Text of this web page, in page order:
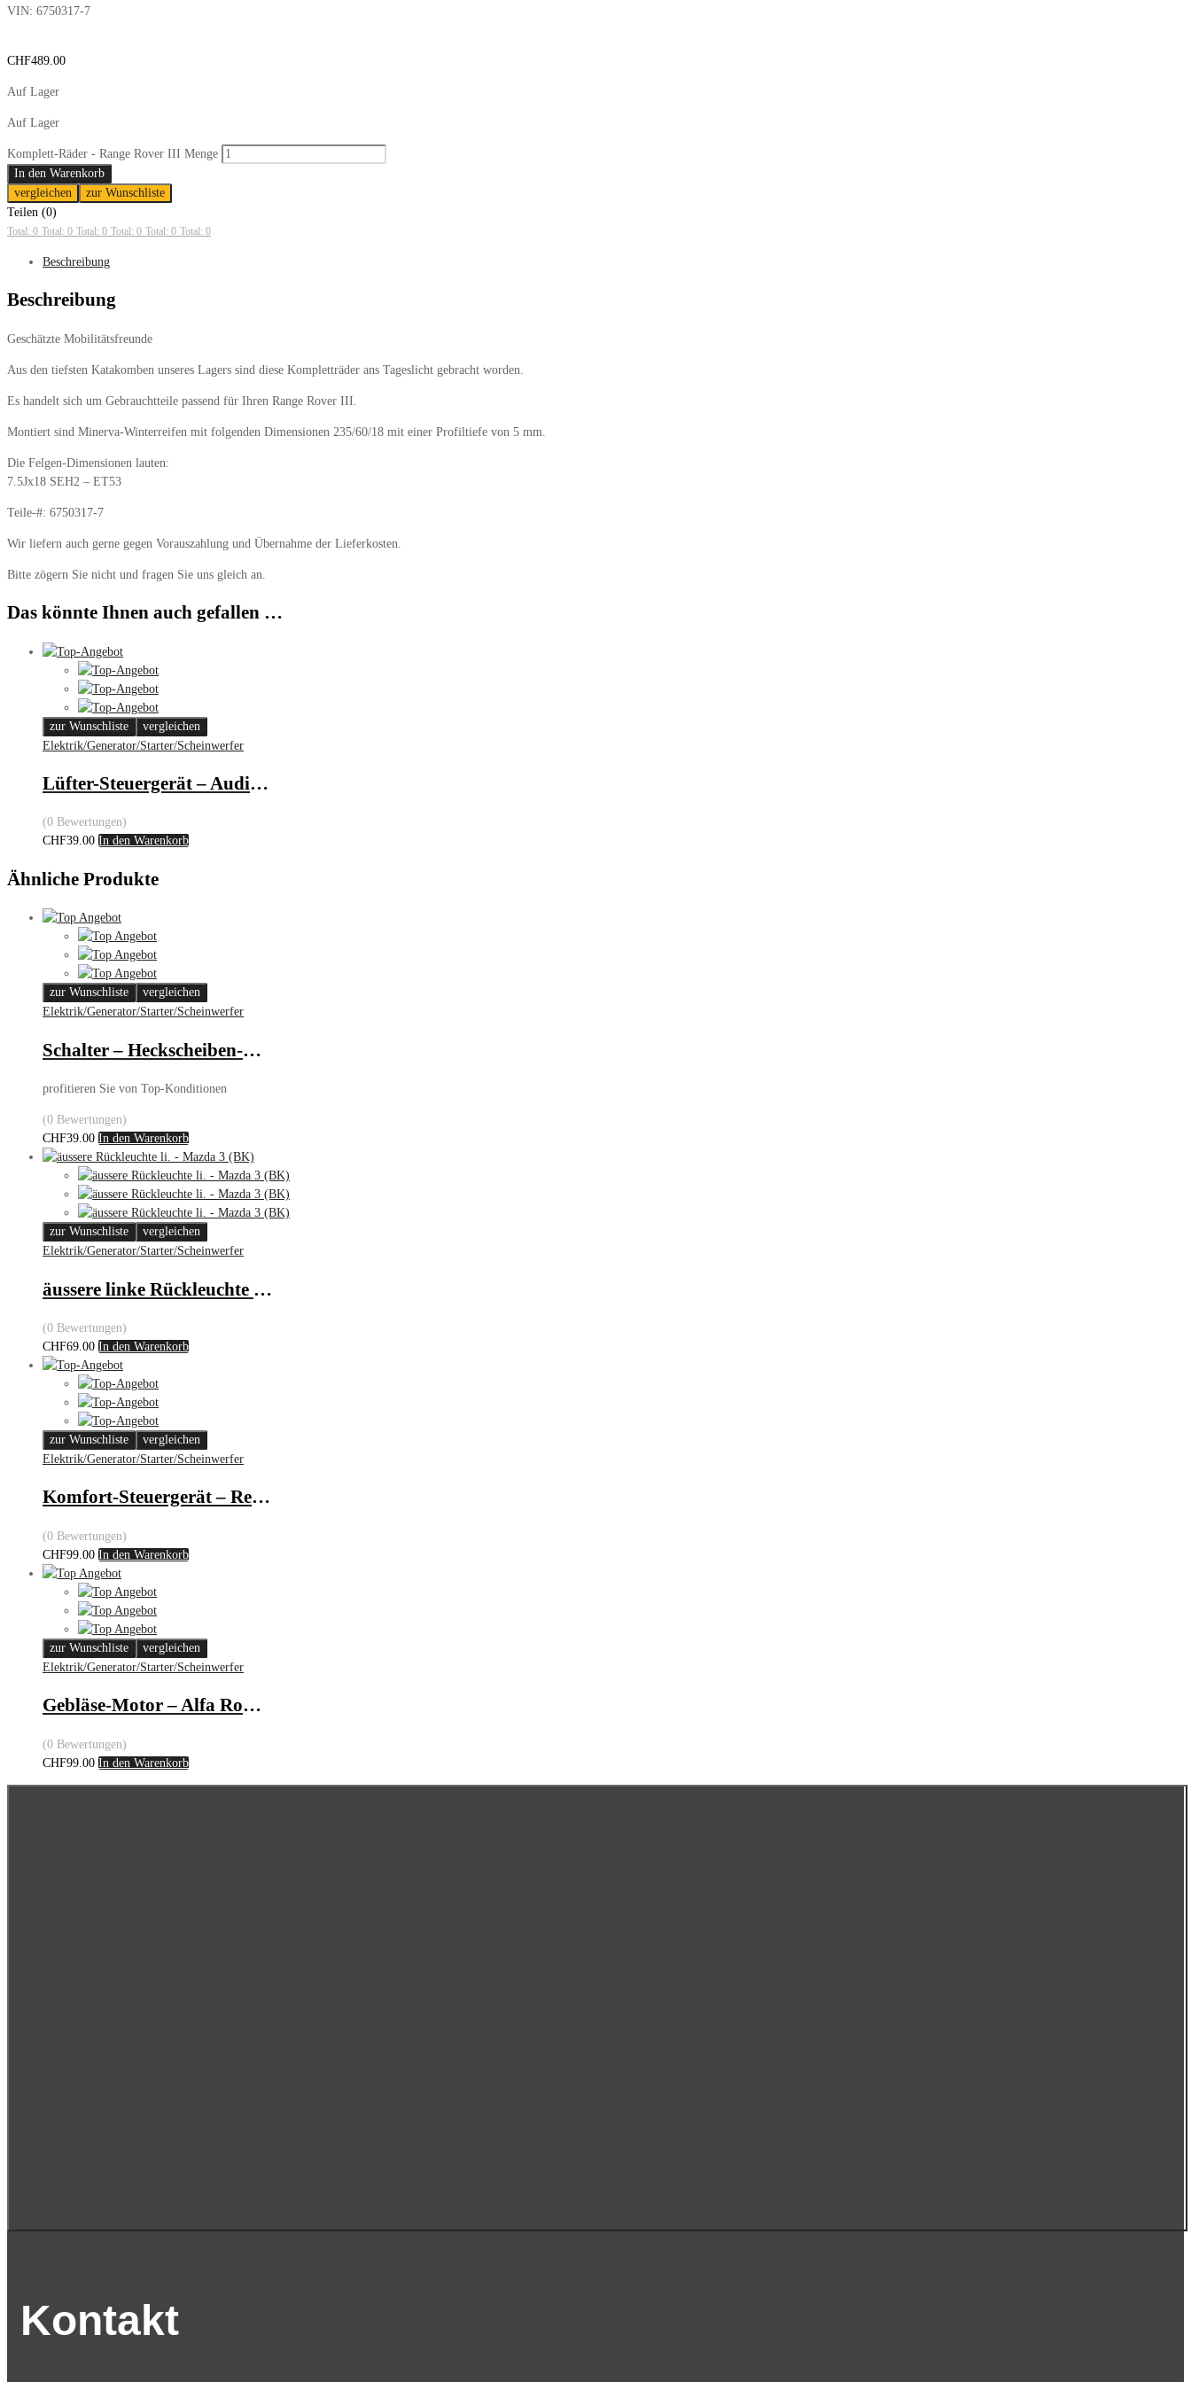
VIN: 6750317-7
CHF489.00
Auf Lager
Auf Lager
Komplett-Räder - Range Rover III Menge
In den Warenkorb
vergleichen
zur Wunschliste
Teilen (0)
Total: 0 Total: 0 Total: 0 Total: 0 Total: 0 Total: 0
Beschreibung
Beschreibung
Geschätzte Mobilitätsfreunde
Aus den tiefsten Katakomben unseres Lagers sind diese Kompletträder ans Tageslicht gebracht worden.
Es handelt sich um Gebrauchtteile passend für Ihren Range Rover III.
Montiert sind Minerva-Winterreifen mit folgenden Dimensionen 235/60/18 mit einer Profiltiefe von 5 mm.
Die Felgen-Dimensionen lauten:
7.5Jx18 SEH2 – ET53
Teile-#: 6750317-7
Wir liefern auch gerne gegen Vorauszahlung und Übernahme der Lieferkosten.
Bitte zögern Sie nicht und fragen Sie uns gleich an.
Das könnte Ihnen auch gefallen …
zur Wunschliste
vergleichen
Elektrik/Generator/Starter/Scheinwerfer
Lüfter-Steuergerät – Audi/Seat/Skoda/VW
(0 Bewertungen)
CHF39.00 In den Warenkorb
Ähnliche Produkte
zur Wunschliste
vergleichen
Elektrik/Generator/Starter/Scheinwerfer
Schalter – Heckscheiben-Heizung – VW Golf III/Vento
profitieren Sie von Top-Konditionen
(0 Bewertungen)
CHF39.00 In den Warenkorb
zur Wunschliste
vergleichen
Elektrik/Generator/Starter/Scheinwerfer
äussere linke Rückleuchte – Mazda 3 (BK)
(0 Bewertungen)
CHF69.00 In den Warenkorb
zur Wunschliste
vergleichen
Elektrik/Generator/Starter/Scheinwerfer
Komfort-Steuergerät – Renault
(0 Bewertungen)
CHF99.00 In den Warenkorb
zur Wunschliste
vergleichen
Elektrik/Generator/Starter/Scheinwerfer
Gebläse-Motor – Alfa Romeo
(0 Bewertungen)
CHF99.00 In den Warenkorb
Kontakt